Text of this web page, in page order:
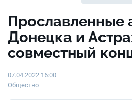
Прославленные
Донецка и
совместный
07.04.2022 16:00
Общество